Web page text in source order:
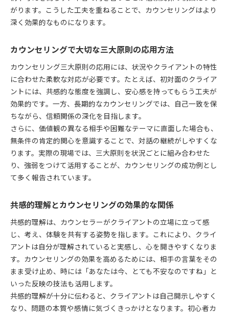
がります。こうした工夫を重ねることで、カウンセリングはより
深く効果的なものになります。
カウンセリングで大切な三大原則の応用方法
カウンセリング三大原則の応用には、状況やクライアントの特性
に合わせた柔軟な対応が必要です。たとえば、初対面のクライア
ントには、共感的な態度を強調し、安心感を持ってもらう工夫が
効果的です。一方、長期的なカウンセリングでは、自己一致を保
ちながら、信頼関係の深化を目指します。
さらに、価値観の異なる相手や困難なテーマに直面した場合も、
無条件の肯定的関心を意識することで、対話の継続がしやすくな
ります。実際の現場では、三大原則を状況ごとに組み合わせた
り、強弱をつけて活用することが、カウンセリングの成功例とし
て多く報告されています。
共感的理解とカウンセリングの効果的な関係
共感的理解は、カウンセラーがクライアントの立場に立って感
じ、考え、体験を共有する姿勢を指します。これにより、クライ
アントは自分が理解されていると実感し、心を開きやすくなりま
す。カウンセリングの効果を高めるためには、相手の言葉をその
まま受け止め、時には「あなたは今、とても不安なのですね」と
いった反映の技法も活用します。
共感的理解が十分に伝わると、クライアントは自己開示しやすく
なり、問題の本質や感情に気づくきっかけとなります。初心者カ